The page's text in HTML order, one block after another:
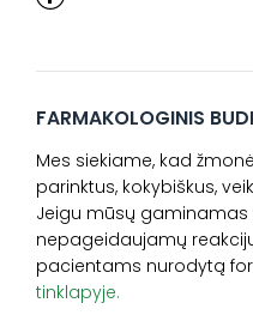
FARMAKOLOGINIS
Mes siekiame, kad
parinktus, kokybiškus,
Jeigu mūsų gaminamas
nepageidaujamų
pacientams nurodytą
tinklapyje.